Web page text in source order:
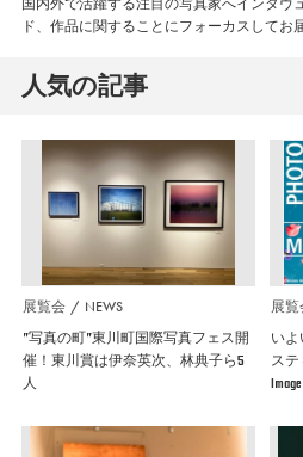
ド、作品に関することにフォーカスしてお
人気の記事
展覧会 NEWS
”写真の町”東川町国際写真フェス開
催！東川賞は伊奈英次、林典子ら5
人
展覧
い
ステ